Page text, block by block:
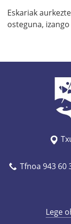
Eskariak
osteguna, izango
Tfnoa 943
Lege